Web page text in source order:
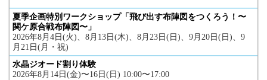
夏季企画特別ワークショップ「飛び出す布陣図をつくろう！〜
関ケ原合戦布陣図〜」
2026年8月4日(火)、8月13日(木)、8月23日(日)、9月20日(日)、9
月21日(月・祝)
水晶ジオード割り体験
2026年8月14日(金)〜16日(日) 10:00〜17:00